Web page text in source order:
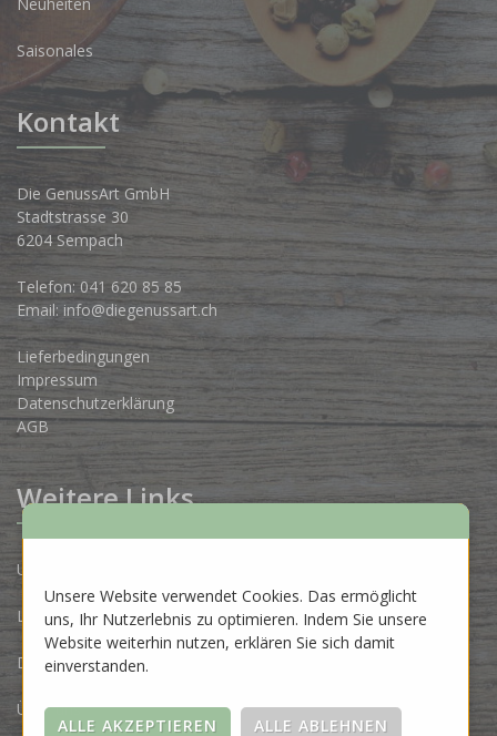
Saisonales
Kontakt
Die GenussArt GmbH
Stadtstrasse 30
6204 Sempach
Telefon: 041 620 85 85
Email: info@diegenussart.ch
Lieferbedingungen
Impressum
Datenschutzerklärung
AGB
Weitere Links
Unsere Produzenten
Lose Ware Konzept
Dein Eigenlabel
Über uns
Unsere Website verwendet Cookies. Das ermöglicht
uns, Ihr Nutzerlebnis zu optimieren. Indem Sie unsere
Website weiterhin nutzen, erklären Sie sich damit
einverstanden.